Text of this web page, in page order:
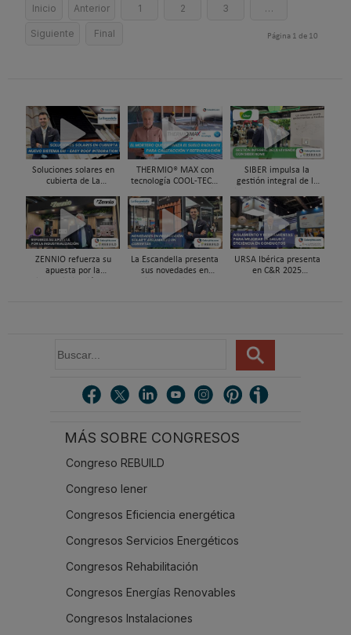
Inicio Anterior 1 2 3 …
Siguiente Final Página 1 de 10
Soluciones solares en
cubierta de La
Sistema ERI, Easy Roof
Integration
THERMIO® MAX con
tecnología COOL-TEC®,
el suelo radiante -
refrescante
SIBER impulsa la
gestión integral de la
en REBUILD 2026
ZENNIO refuerza su
apuesta por la
La Escandella presenta
sus novedades en
URSA Ibérica presenta
en C&R 2025
u
MÁS SOBRE CONGRESOS
Congreso REBUILD
Congreso Iener
Congresos Eficiencia energética
Congresos Servicios Energéticos
Congresos Rehabilitación
Congresos Energías Renovables
Congresos Instalaciones